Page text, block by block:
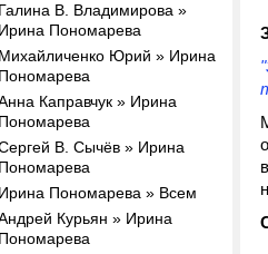
Галина В. Владимирова »
Ирина Пономарева
Михайличенко Юрий » Ирина
Пономарева
Каправчук » Ирина
Пономарева
В. Сычёв » Ирина
Пономарева
Ирина Пономарева » Всем
Курьян » Ирина
Пономарева